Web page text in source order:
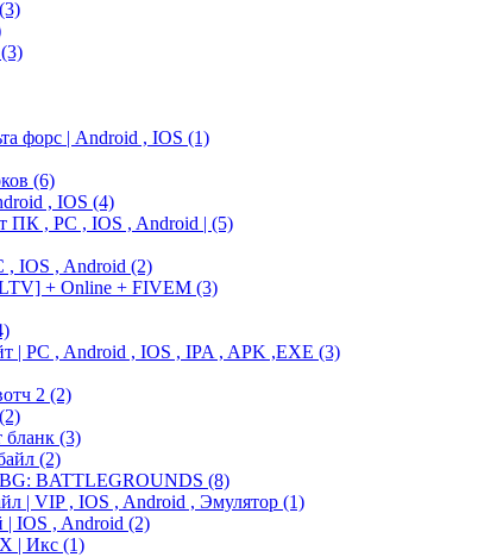
(3)
(3)
форс | Android , IOS (1)
(6)
, IOS (4)
ПК , PC , IOS , Android | (5)
, IOS , Android (2)
+ Online + FIVEM (3)
| PC , Android , IOS , IPA , APK ,EXE (3)
2 (2)
(2)
(3)
(2)
BATTLEGROUNDS (8)
| VIP , IOS , Android , Эмулятор (1)
| IOS , Android (2)
| Икс (1)